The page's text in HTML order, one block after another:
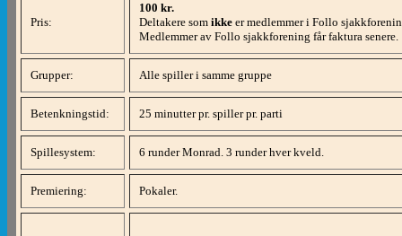
Pris:
100 kr.
Deltakere som ikke er medlemmer i Follo
Medlemmer av Follo sjakkforening får faktura senere.
Grupper: Alle spiller i samme gruppe
Betenkningstid: 25 minutter pr. spiller pr. parti
Spillesystem: 6 runder Monrad. 3 runder hver kveld.
Premiering: Pokaler.